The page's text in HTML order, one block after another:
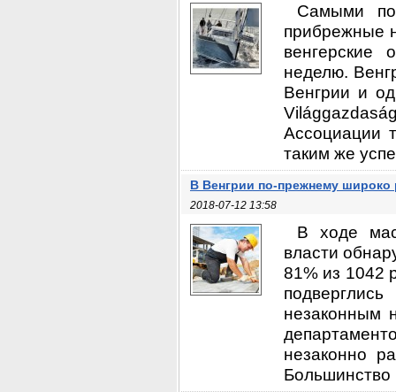
Самыми
прибрежные
венгерские
неделю.
Венгрии и
Ассоциации
таким же
В Венгрии по-прежнему
2018-07-12 13:58
В ходе
власти
81% из 1042
незаконным
незаконно
Большинство